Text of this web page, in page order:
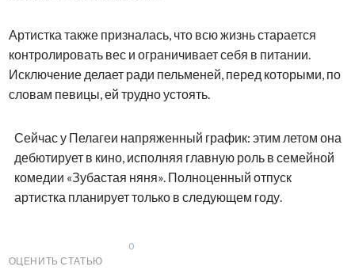
Артистка также призналась, что всю жизнь старается
контролировать вес и ограничивает себя в питании.
Исключение делает ради пельменей, перед которыми, по
словам певицы, ей трудно устоять.
Сейчас у Пелагеи напряженный график: этим летом она
дебютирует в кино, исполняя главную роль в семейной
комедии «Зубастая няня». Полноценный отпуск
артистка планирует только в следующем году.
ОЦЕНИТЬ СТАТЬЮ
0